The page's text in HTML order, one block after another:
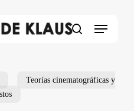
Menu
Teorías cinematográficas y